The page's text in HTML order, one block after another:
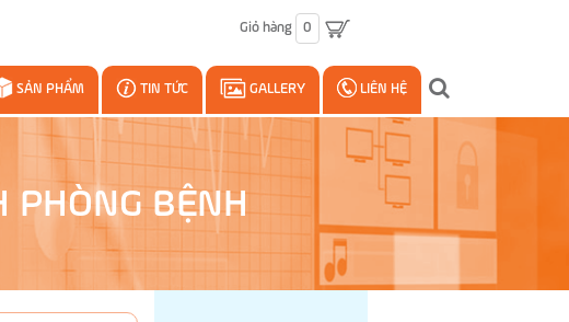
Giỏ hàng 0
SẢN PHẨM TIN TỨC GALLERY LIÊN HỆ
PHÒNG BỆNH